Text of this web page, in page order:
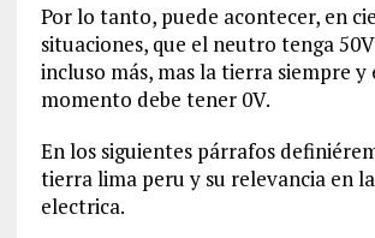
Por lo tanto, puede acontecer, en
situaciones, que el neutro tenga
incluso más, mas la tierra siempre y
momento debe tener 0V.
En los siguientes párrafos
tierra lima peru y su relevancia en
electrica.